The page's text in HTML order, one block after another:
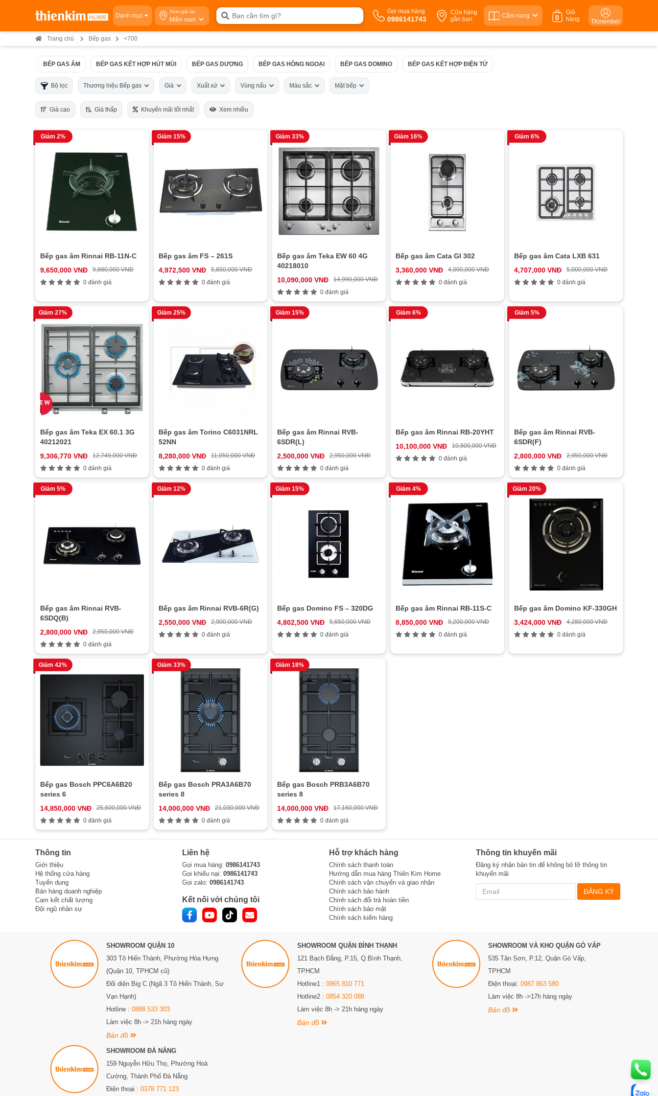
Danh mục
Xem giá tại
Miền nam
Gọi mua hàng
0986141743
Cửa hàng
gần bạn
Cẩm nang
Giỏ
hàng
0 TKmember
Trang chủ Bếp gas <700
BẾP GAS ÂM BẾP GAS KẾT HỢP HÚT MÙI BẾP GAS DƯƠNG BẾP GAS HỒNG NGOẠI BẾP GAS DOMINO BẾP GAS KẾT HỢP ĐIỆN TỪ
Bộ lọc Thương hiệu Bếp gas Giá Xuất xứ Vùng nấu Màu sắc Mặt bếp
Giá cao Giá thấp Khuyến mãi tốt nhất Xem nhiều
Giảm 2%
Bếp gas âm Rinnai RB-11N-C
9,650,000 VNĐ
9,880,000 VNĐ
0 đánh giá
Giảm 15%
Bếp gas âm FS – 261S
4,972,500 VNĐ
5,850,000 VNĐ
0 đánh giá
Giảm 33%
Bếp gas âm Teka EW 60 4G
40218010
10,090,000 VNĐ
14,990,000 VNĐ
0 đánh giá
Giảm 16%
Bếp gas âm Cata GI 302
3,360,000 VNĐ
4,000,000 VNĐ
0 đánh giá
Giảm 6%
Bếp gas âm Cata LXB 631
4,707,000 VNĐ
5,000,000 VNĐ
0 đánh giá
Giảm 27%
Bếp gas âm Teka EX 60.1 3G
40212021
9,306,770 VNĐ
12,749,000 VNĐ
0 đánh giá
Giảm 25%
Bếp gas âm Torino C6031NRL
52NN
8,280,000 VNĐ
11,050,000 VNĐ
0 đánh giá
Giảm 15%
Bếp gas âm Rinnai RVB-
6SDR(L)
2,500,000 VNĐ
2,950,000 VNĐ
0 đánh giá
Giảm 6%
Bếp gas âm Rinnai RB-20YHT
10,100,000 VNĐ
10,800,000 VNĐ
0 đánh giá
Giảm 5%
Bếp gas âm Rinnai RVB-
6SDR(F)
2,800,000 VNĐ
2,950,000 VNĐ
0 đánh giá
Giảm 5%
Bếp gas âm Rinnai RVB-
6SDQ(B)
2,800,000 VNĐ
2,950,000 VNĐ
0 đánh giá
Giảm 12%
Bếp gas âm Rinnai RVB-6R(G)
2,550,000 VNĐ
2,900,000 VNĐ
0 đánh giá
Giảm 15%
Bếp gas Domino FS – 320DG
4,802,500 VNĐ
5,650,000 VNĐ
0 đánh giá
Giảm 4%
Bếp gas âm Rinnai RB-11S-C
8,850,000 VNĐ
9,200,000 VNĐ
0 đánh giá
Giảm 20%
Bếp gas âm Domino KF-330GH
3,424,000 VNĐ
4,280,000 VNĐ
0 đánh giá
Giảm 42%
Bếp gas Bosch PPC6A6B20
series 6
14,850,000 VNĐ
25,600,000 VNĐ
0 đánh giá
Giảm 33%
Bếp gas Bosch PRA3A6B70
series 8
14,000,000 VNĐ
21,030,000 VNĐ
0 đánh giá
Giảm 18%
Bếp gas Bosch PRB3A6B70
series 8
14,000,000 VNĐ
17,160,000 VNĐ
0 đánh giá
Thông tin
Giới thiệu
Hệ thống cửa hàng
Tuyển dụng
Bán hàng doanh nghiệp
Cam kết chất lượng
Đội ngũ nhân sự
Liên hệ
Gọi mua hàng: 0986141743
Gọi khiếu nại: 0986141743
Gọi zalo: 0986141743
Kết nối với chúng tôi
Hỗ trợ khách hàng
Chính sách thanh toán
Hướng dẫn mua hàng Thiên Kim Home
Chính sách vận chuyển và giao nhận
Chính sách bảo hành
Chính sách đổi trả hoàn tiền
Chính sách bảo mật
Chính sách kiểm hàng
Thông tin khuyến mãi
Đăng ký nhận bản tin để không bỏ lỡ thông tin
khuyến mãi
ĐĂNG KÝ
SHOWROOM QUẬN 10
303 Tô Hiến Thành, Phường Hòa Hưng
(Quận 10, TPHCM cũ)
Đối diện Big C (Ngã 3 Tô Hiến Thành, Sư
Vạn Hạnh)
Hotline : 0888 533 303
Làm việc 8h -> 21h hàng ngày
Bản đồ
SHOWROOM QUẬN BÌNH THẠNH
121 Bạch Đằng, P.15, Q.Bình Thạnh,
TPHCM
Hotline1 : 0965 810 771
Hotline2 : 0854 320 088
Làm việc 8h -> 21h hàng ngày
Bản đồ
SHOWROOM VÀ KHO QUẬN GÒ VẤP
535 Tân Sơn, P.12, Quận Gò Vấp,
TPHCM
Điện thoại: 0987 863 580
Làm việc 8h ->17h hàng ngày
Bản đồ
SHOWROOM ĐÀ NẴNG
159 Nguyễn Hữu Thọ, Phường Hoà
Cường, Thành Phố Đà Nẵng
Điện thoại : 0378 771 123